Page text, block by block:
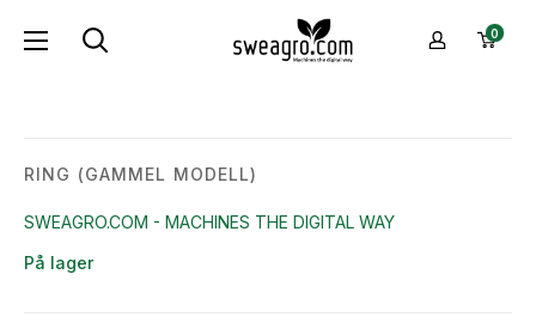
sweagro.com
-
0
RING (GAMMEL MODELL)
SWEAGRO.COM - MACHINES THE DIGITAL WAY
På lager